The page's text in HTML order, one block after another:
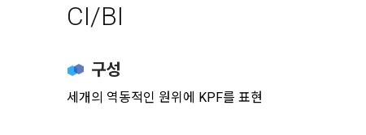
CI/BI
구성
세개의 역동적인 원위에 KPF를 표현